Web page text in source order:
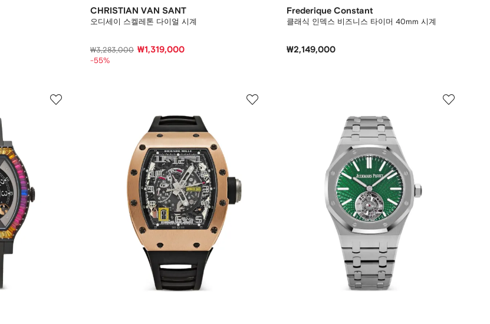
CHRISTIAN VAN SANT
오디세이 스켈레톤 다이얼 시계
₩3,283,000 ₩1,319,000
-55%
Frederique Constant
클래식 인덱스 비즈니스 타이머 40mm 시계
₩2,149,000